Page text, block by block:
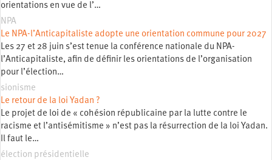
orientations en vue de l’…
NPA
Le NPA-l’Anticapitaliste adopte une orientation commune pour 2027
Les 27 et 28 juin s’est tenue la conférence nationale du NPA-
l’Anticapitaliste, afin de définir les orientations de l’organisation
pour l’élection…
sionisme
Le retour de la loi Yadan ?
Le projet de loi de « cohésion républicaine par la lutte contre le
racisme et l’antisémitisme » n’est pas la résurrection de la loi Yadan.
Il faut le…
élection présidentielle